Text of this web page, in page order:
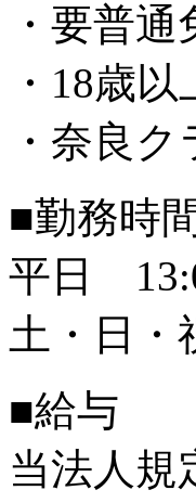
・要普
・18歳
・奈良
■勤務時
平日
土・日
■給与
当法人規